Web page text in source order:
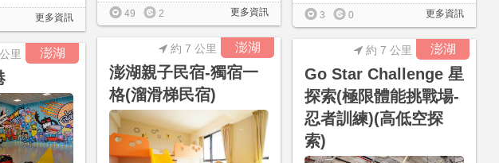
更多資訊
3 0
更多資訊
更多資訊
49 2
澎湖
澎湖親子民宿-獨宿一
格(溜滑梯民宿)
約 7 公里 澎湖
Go Star Challenge 星
探索(極限體能挑戰場-
忍者訓練)(高低空探
索)
約 7 公里
澎湖
里